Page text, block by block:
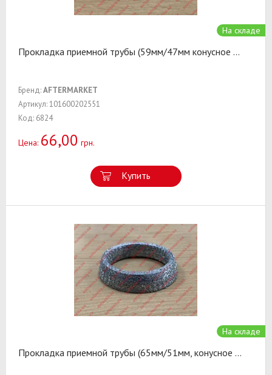
На складе
Прокладка приемной трубы (59мм/47мм конусное ...
Бренд:AFTERMARKET
Артикул: 101600202551
Код: 6824
Цена: 66,00 грн.
Купить
На складе
Прокладка приемной трубы (65мм/51мм, конусное ...